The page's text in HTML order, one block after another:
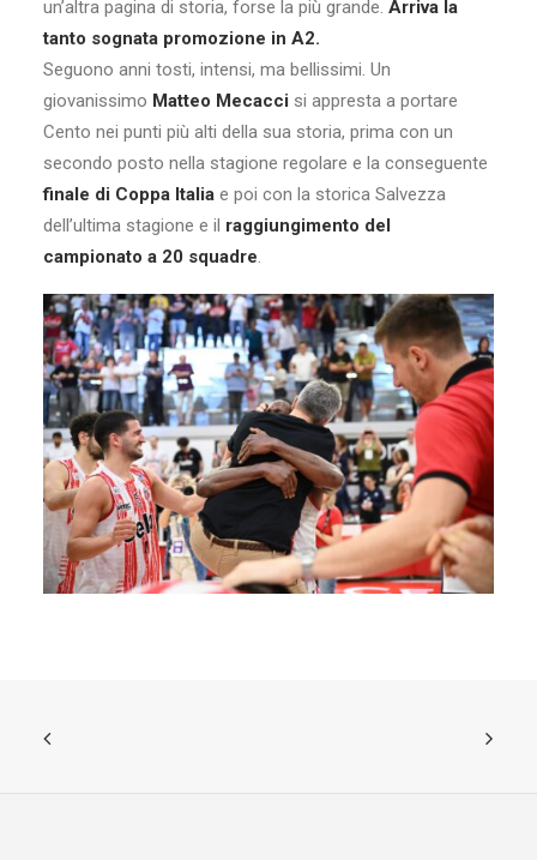
un’altra pagina di storia, forse la più grande. Arriva la
tanto sognata promozione in A2.
Seguono anni tosti, intensi, ma bellissimi. Un
giovanissimo Matteo Mecacci si appresta a portare
Cento nei punti più alti della sua storia, prima con un
secondo posto nella stagione regolare e la conseguente
finale di Coppa Italia e poi con la storica Salvezza
dell’ultima stagione e il raggiungimento del
campionato a 20 squadre